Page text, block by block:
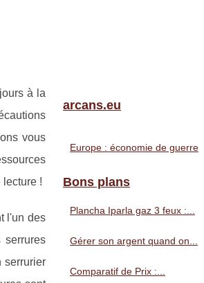
à la
vous
!
l'un des
serrures
serrurier
arcans.eu
Europe : économie de guerre
Bons plans
Plancha Iparla gaz 3 feux :...
Gérer son argent quand on...
Comparatif de Prix :...